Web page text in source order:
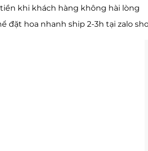
khi khách hàng không hài lòng
đặt hoa nhanh ship 2-3h tại zalo